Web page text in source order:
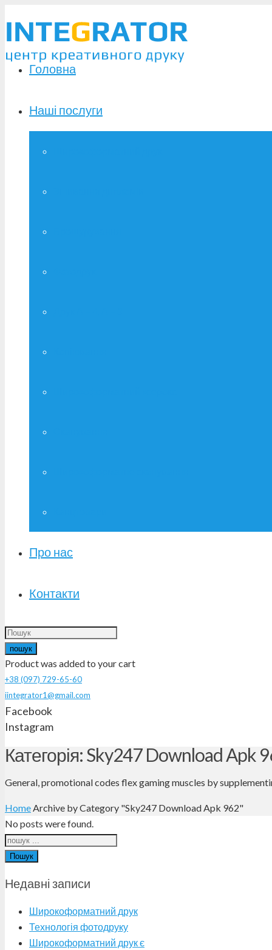
Головна
Наші послуги
Про нас
Контакти
пошук
Productwas added to your cart
+38 (097) 729-65-60
iintegrator1@gmail.com
Facebook
Instagram
Категорія: Sky247 Download Apk
General, promotional codes flex gaming muscles by
HomeArchive by Category "Sky247 Download Apk 962"
No posts were found.
Пошук
Недавні записи
Широкоформатний друк
Технологія фотодруку
Широкоформатний друк є